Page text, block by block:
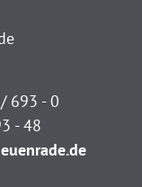
693 - 0
- 48